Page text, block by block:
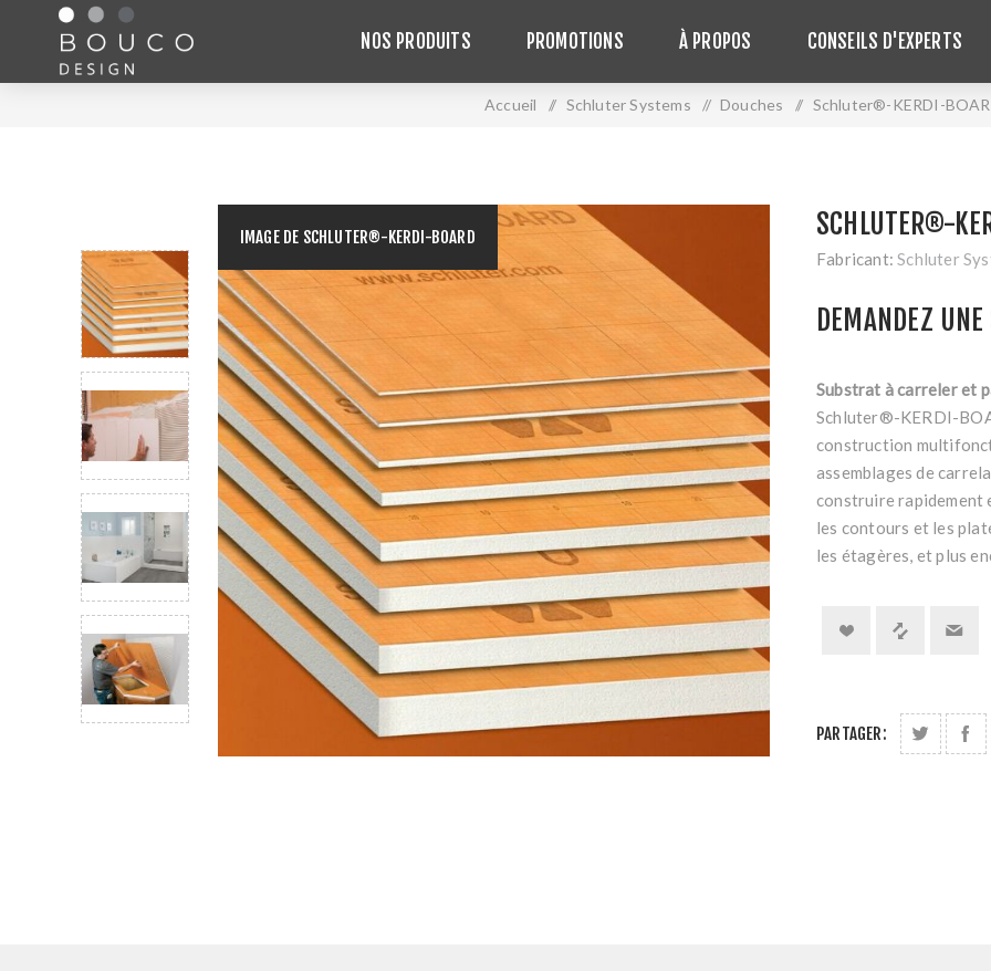
NOS PRODUITS PROMOTIONS À PROPOS CONSEILS D'EXPERTS
Accueil / Schluter Systems / Douches / Schluter®-KERDI-
IMAGE DE SCHLUTER®-KERDI-BOARD SCHLUTER®-
Fabricant: Schluter
DEMANDEZ
Substrat à carreler et
Schluter®-KERDI-
construction
assemblages de
construire rapidement
les contours et les
les étagères, et plus
PARTAGER: